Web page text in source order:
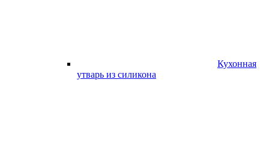
Кухонная
утварь из силикона